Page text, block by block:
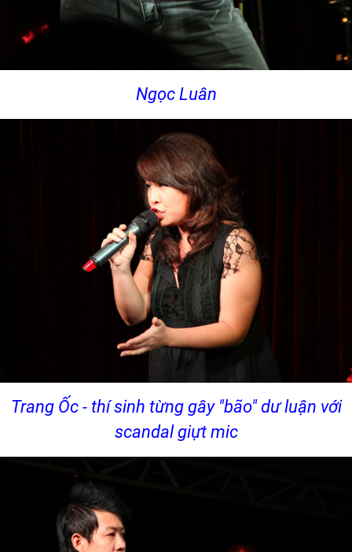
Ngọc Luân
Trang Ốc - thí sinh từng gây "bão" dư luận với
scandal giựt mic